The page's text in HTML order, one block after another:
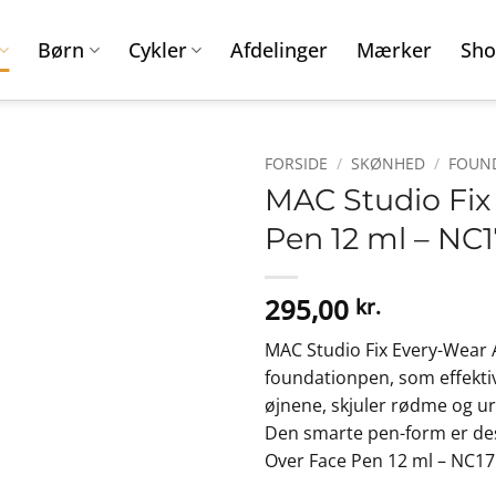
Børn Cykler Afdelinger Mærker
FORSIDE / SKØNHED /
MAC Studio
Pen 12 ml –
295,00 kr.
MAC Studio Fix Every-
foundationpen, som
øjnene, skjuler rødme og
Den smarte pen-form er
Over Face Pen 12 ml –